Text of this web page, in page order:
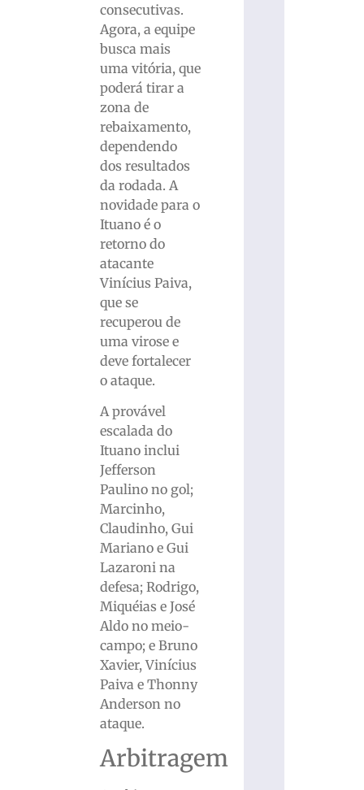
consecutivas.
Agora, a equipe
busca mais
uma vitória, que
poderá tirar a
zona de
rebaixamento,
dependendo
dos resultados
da rodada. A
novidade para o
Ituano é o
retorno do
atacante
Vinícius Paiva,
que se
recuperou de
uma virose e
deve fortalecer
o ataque.
A provável
escalada do
Ituano inclui
Jefferson
Paulino no gol;
Marcinho,
Claudinho, Gui
Mariano e Gui
Lazaroni na
defesa; Rodrigo,
Miquéias e José
Aldo no meio-
campo; e Bruno
Xavier, Vinícius
Paiva e Thonny
Anderson no
ataque.
Arbitragem